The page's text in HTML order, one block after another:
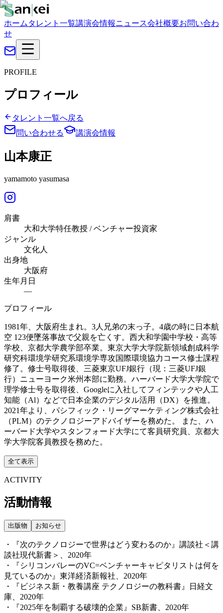
ホーム タレント一覧講演会情報ニュース会社概要お問い合わ
せ
PROFILE
プロフィール
タレント一覧へ戻る
問い合わせる
講演会情報
山本康正
yamamoto yasumasa
肩書
大和大学特任教授 / ベンチャー投資家
ジャンル
文化人
出身地
大阪府
生年月日
—
プロフィール
1981年、大阪府生まれ。3人兄弟の末っ子。4歳の時に日本航
空 123便墜落事故で父親を亡くす。西大和学園中学校・高等
学校、京都大学農学部卒業。東京大学大学院新領域創成科学
研究科環境学研究系環境学専攻国際環境協力コース修士課程
修了。修士号取得後、三菱東京UFJ銀行（現：三菱UFJ銀
行）ニューヨーク米州本部に勤務。ハーバード大学大学院で
理学修士号を取得後、Googleに入社してフィンテックや人工
知能（Al）などで日本企業のデジタル活用（DX）を推進。
2021年より、パシフィック・リーグマーケティング株式会社
（PLM）のテクノロジーアドバイザーを務めた。 また、ハ
ーバード大学やスタンフォード大学にて客員研究員、京都大
学大学院客員教授を務めた。
全て表示
ACTIVITY
活動情報
出版物 お知らせ
・『次のテクノロジーで世界はどう変わるのか』講談社＜講
談社現代新書＞、2020年
・『シリコンバレーのVC=ベンチャーキャピタリストは何を
見ているのか』東洋経済新報社、2020年
・『ビジネス新・教養講座 テクノロジーの教科書』日経文
庫、2020年
・『2025年を制覇する破壊的企業』SB新書、2020年